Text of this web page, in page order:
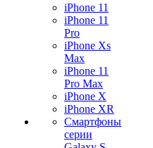
iPhone 11
iPhone 11
Pro
iPhone Xs
Max
iPhone 11
Pro Max
iPhone X
iPhone XR
Смартфоны
серии